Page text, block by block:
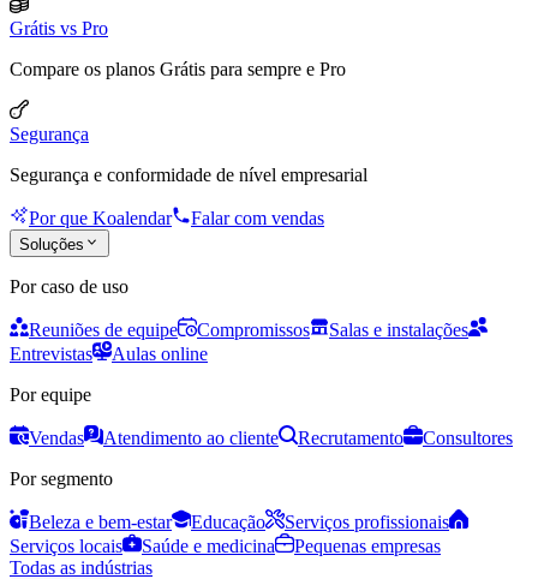
Grátis vs Pro
Compare os planos Grátis para sempre e Pro
Segurança
Segurança e conformidade de nível empresarial
Por que Koalendar Falar com vendas
Soluções
Por caso de uso
Reuniões de equipe Compromissos
Salas e instalações
Entrevistas
Aulas online
Por equipe
Vendas Atendimento ao cliente Recrutamento
Consultores
Por segmento
Beleza e bem-estar Educação
Serviços profissionais
Serviços locais
Saúde e medicina
Pequenas empresas
Todas as indústrias